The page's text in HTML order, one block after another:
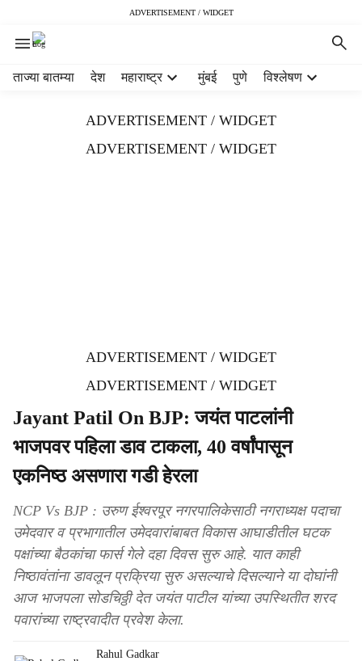
ADVERTISEMENT / WIDGET
ताज्या बातम्या देश महाराष्ट्र मुंबई पुणे विश्लेषण
ADVERTISEMENT / WIDGET
ADVERTISEMENT / WIDGET
ADVERTISEMENT / WIDGET
ADVERTISEMENT / WIDGET
Jayant Patil On BJP: जयंत पाटलांनी
भाजपवर पहिला डाव टाकला, 40 वर्षांपासून
एकनिष्ठ असणारा गडी हेरला
NCP Vs BJP : उरुण ईश्वरपूर नगरपालिकेसाठी नगराध्यक्ष पदाचा
उमेदवार व प्रभागातील उमेदवारांबाबत विकास आघाडीतील घटक
पक्षांच्या बैठकांचा फार्स गेले दहा दिवस सुरु आहे. यात काही
निष्ठावंतांना डावलून प्रक्रिया सुरु असल्याचे दिसल्याने या दोघांनी
आज भाजपला सोडचिठ्ठी देत जयंत पाटील यांच्या उपस्थितीत शरद
पवारांच्या राष्ट्रवादीत प्रवेश केला.
Rahul Gadkar